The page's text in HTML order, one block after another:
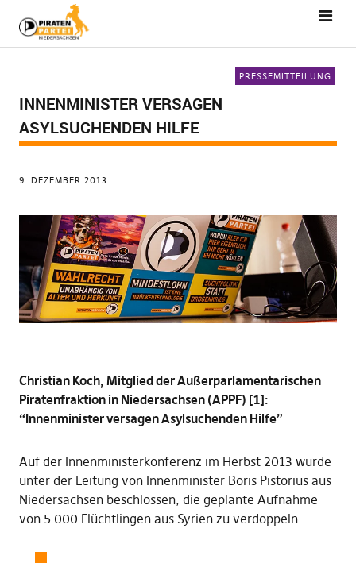
PRESSEMITTEILUNG
INNENMINISTER VERSAGEN
ASYLSUCHENDEN HILFE
9. DEZEMBER 2013
Christian Koch, Mitglied der Außerparlamentarischen
Piratenfraktion in Niedersachsen (APPF) [1]:
“Innenminister versagen Asylsuchenden Hilfe”
Auf der Innenministerkonferenz im Herbst 2013 wurde
unter der Leitung von Innenminister Boris Pistorius aus
Niedersachsen beschlossen, die geplante Aufnahme
von 5.000 Flüchtlingen aus Syrien zu verdoppeln.